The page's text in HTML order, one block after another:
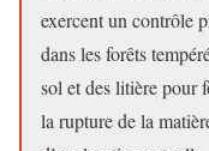
exercent un contrôle
dans les forêts
sol et des litière pour
la rupture de la